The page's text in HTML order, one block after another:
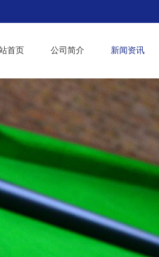
首页 公司简介 新闻资讯